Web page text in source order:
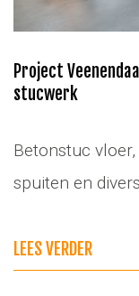
Project
stucwerk
Betonstuc
spuiten en
LEES VERDER